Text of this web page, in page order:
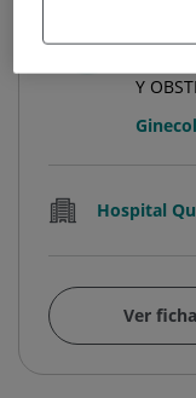
Y
Hospital
Ver ficha